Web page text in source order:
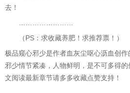
去！
（PS：求收藏养肥！求推荐票！）
极品窥心邪少是作者血灰尘呕心沥血创
邪少情节紧凑，人物鲜明，是不可多得
文阅读最新章节请多多收藏点赞支持！